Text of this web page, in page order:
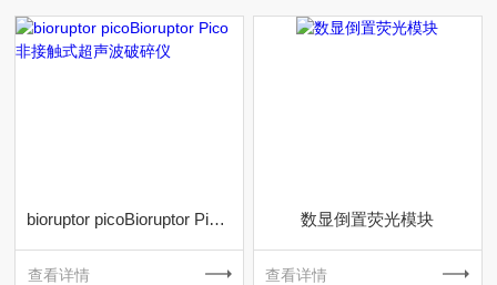
bioruptor picoBioruptor Pico非接触式超声波破碎仪
查看详情
数显倒置荧光模块
查看详情